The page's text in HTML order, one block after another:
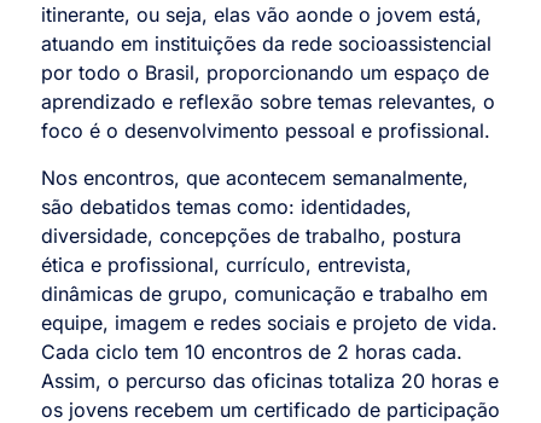
itinerante, ou seja, elas vão aonde o jovem está,
atuando em instituições da rede socioassistencial
por todo o Brasil, proporcionando um espaço de
aprendizado e reflexão sobre temas relevantes, o
foco é o desenvolvimento pessoal e profissional.
Nos encontros, que acontecem semanalmente,
são debatidos temas como: identidades,
diversidade, concepções de trabalho, postura
ética e profissional, currículo, entrevista,
dinâmicas de grupo, comunicação e trabalho em
equipe, imagem e redes sociais e projeto de vida.
Cada ciclo tem 10 encontros de 2 horas cada.
Assim, o percurso das oficinas totaliza 20 horas e
os jovens recebem um certificado de participação